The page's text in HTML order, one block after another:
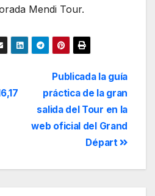
Mendi Tour.
Publicada la guía
práctica de la gran
salida del Tour en la
web oficial del Grand
Départ